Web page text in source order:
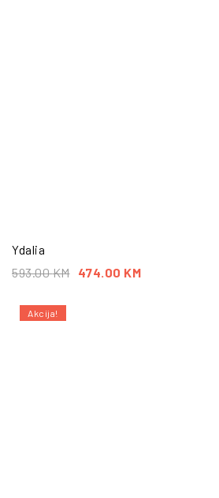
Ydalia
593.00KM 474.00 KM
Akcija!